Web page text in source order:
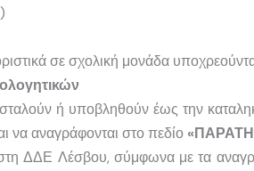
)
σε σχολική μονάδα
ή υποβληθούν έως την
να αναγράφονται στο πεδίο
ΔΔΕ Λέσβου, σύμφωνα με τα